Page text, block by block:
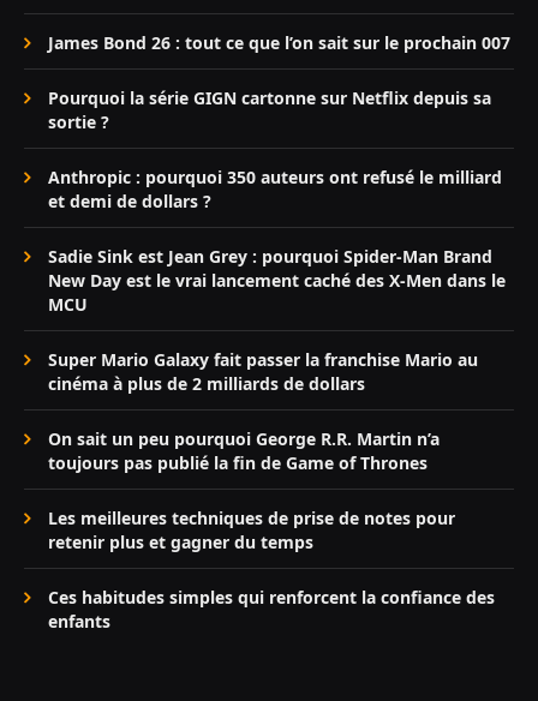
James Bond 26 : tout ce que l’on sait sur le prochain 007
Pourquoi la série GIGN cartonne sur Netflix depuis sa
sortie ?
Anthropic : pourquoi 350 auteurs ont refusé le milliard
et demi de dollars ?
Sadie Sink est Jean Grey : pourquoi Spider-Man Brand
New Day est le vrai lancement caché des X-Men dans le
MCU
Super Mario Galaxy fait passer la franchise Mario au
cinéma à plus de 2 milliards de dollars
On sait un peu pourquoi George R.R. Martin n’a
toujours pas publié la fin de Game of Thrones
Les meilleures techniques de prise de notes pour
retenir plus et gagner du temps
Ces habitudes simples qui renforcent la confiance des
enfants